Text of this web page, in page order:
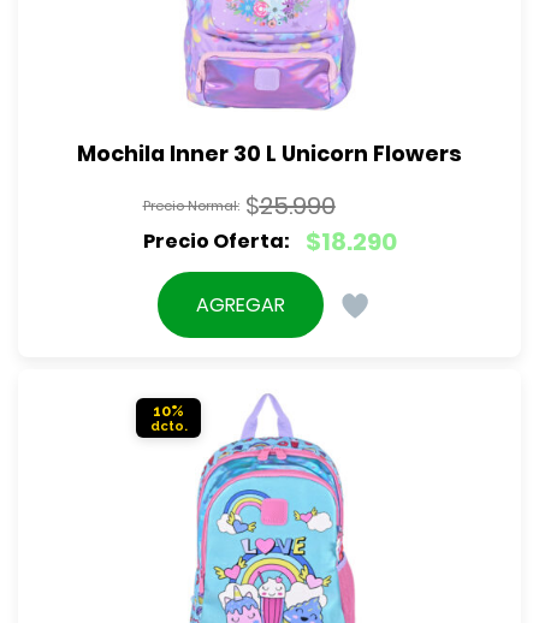
Mochila Inner 30 L Unicorn Flowers
$25.990
El
precio
original
$18.290
El
precio
actual
$18.290.
AGREGAR
10%